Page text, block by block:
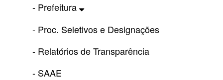
- Prefeitura
- Proc. Seletivos e Designações
- Relatórios de Transparência
- SAAE